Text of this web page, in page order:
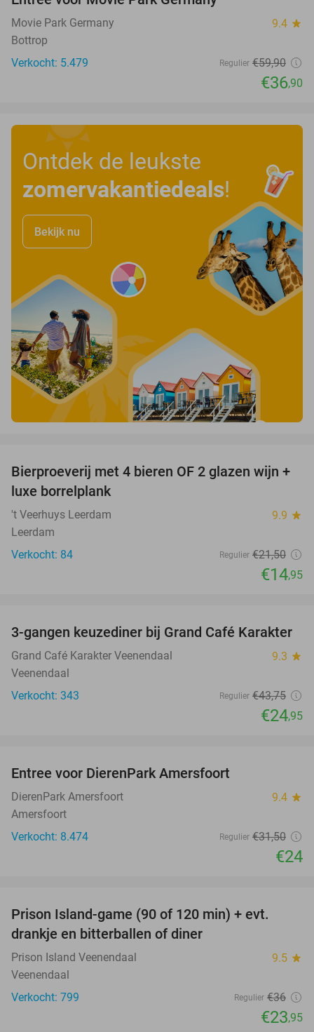
Movie Park Germany 9.4 star
Bottrop
Verkocht: 5.479
Regulier €59,90
€36,90
Ontdek de leukste
zomervakantiedeals!
Bekijk nu
30%
Bierproeverij met 4 bieren OF 2 glazen wijn +
luxe borrelplank
't Veerhuys Leerdam 9.9 star
Leerdam
Verkocht: 84
Regulier €21,50
€14,95
43%
3-gangen keuzediner bij Grand Café Karakter
Grand Café Karakter Veenendaal 9.3 star
Veenendaal
Verkocht: 343
Regulier €43,75
€24,95
Entree voor DierenPark Amersfoort
DierenPark Amersfoort 9.4 star
Amersfoort
Verkocht: 8.474
Regulier €31,50
€24
Prison Island-game (90 of 120 min) + evt.
drankje en bitterballen of diner
Prison Island Veenendaal 9.5 star
Veenendaal
Verkocht: 799
Regulier €36
€23,95